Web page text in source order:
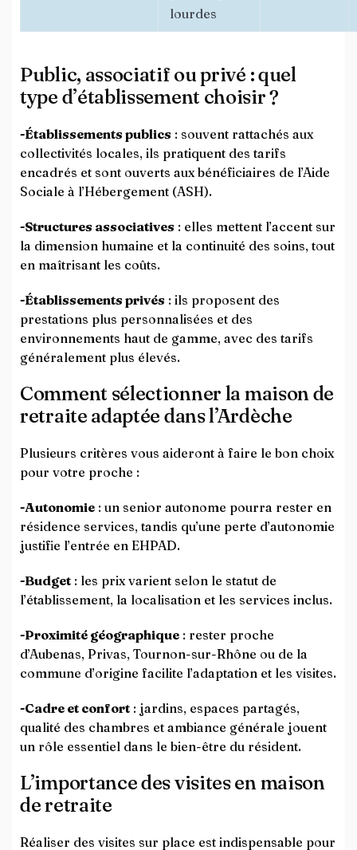
lourdes
Public, associatif ou privé : quel
type d’établissement choisir ?
-Établissements publics : souvent rattachés aux
collectivités locales, ils pratiquent des tarifs
encadrés et sont ouverts aux bénéficiaires de l’Aide
Sociale à l’Hébergement (ASH).
-Structures associatives : elles mettent l’accent sur
la dimension humaine et la continuité des soins, tout
en maîtrisant les coûts.
-Établissements privés : ils proposent des
prestations plus personnalisées et des
environnements haut de gamme, avec des tarifs
généralement plus élevés.
Comment sélectionner la maison de
retraite adaptée dans l’Ardèche
Plusieurs critères vous aideront à faire le bon choix
pour votre proche :
-Autonomie : un senior autonome pourra rester en
résidence services, tandis qu’une perte d’autonomie
justifie l’entrée en EHPAD.
-Budget : les prix varient selon le statut de
l’établissement, la localisation et les services inclus.
-Proximité géographique : rester proche
d’Aubenas, Privas, Tournon-sur-Rhône ou de la
commune d’origine facilite l’adaptation et les visites.
-Cadre et confort : jardins, espaces partagés,
qualité des chambres et ambiance générale jouent
un rôle essentiel dans le bien-être du résident.
L’importance des visites en maison
de retraite
Réaliser des visites sur place est indispensable pour